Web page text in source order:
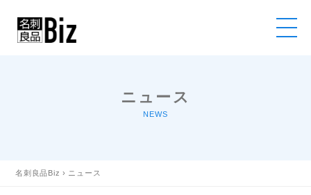
ニュース
NEWS
名刺良品Biz › ニュース